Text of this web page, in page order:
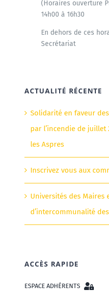
(Horaires ouverture
14h00 à 16h30
En dehors de ces
Secrétariat
ACTUALITÉ RÉCENTE
Solidarité en faveur
par l’incendie de juillet
les Aspres
Inscrivez vous aux
Universités des Maires
d’intercommunalité
ACCÈS RAPIDE
ESPACE ADHÉRENTS